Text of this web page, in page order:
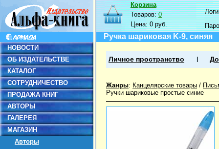
НОВОСТИ
ОБ ИЗДАТЕЛЬСТВЕ
КАТАЛОГ
СОТРУДНИЧЕСТВО
ПРОДАЖА КНИГ
АВТОРЫ
ГАЛЕРЕЯ
МАГАЗИН
Авторы
Корзина
Товаров:0
Цена:0 руб.
Ручка шариковая K-9, синяя
Личное пространство
Жанры: Канцелярские товары /
Ручки шариковые простые синие